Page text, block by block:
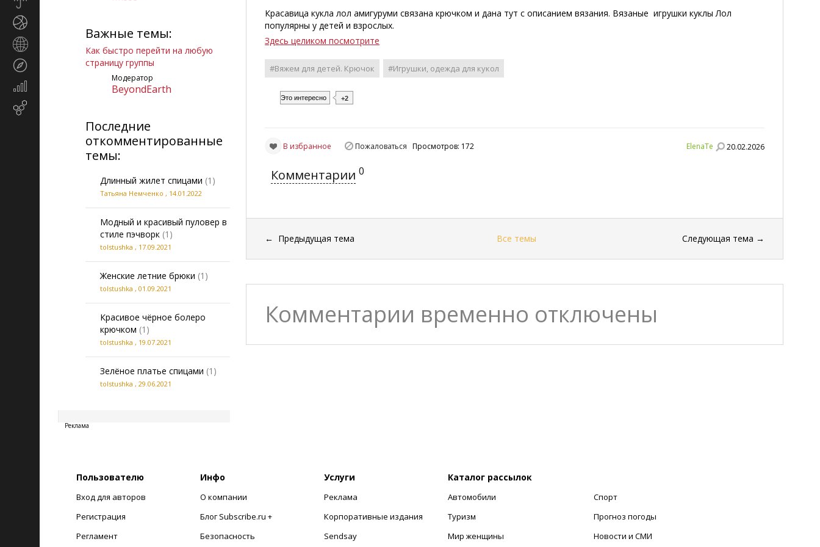
маркетинг
Важные темы:
Как быстро перейти на любую
страницу группы
Модератор
BeyondEarth
Последние
откомментированные
темы:
Длинный жилет спицами (1)
Татьяна Немченко , 14.01.2022
Модный и красивый пуловер в
стиле пэчворк (1)
tolstushka , 17.09.2021
Женские летние брюки (1)
tolstushka , 01.09.2021
Красивое чёрное болеро
крючком (1)
tolstushka , 19.07.2021
Зелёное платье спицами (1)
tolstushka , 29.06.2021
Реклама
Красавица кукла лол амигуруми связана крючком и дана тут с описанием вязания. Вязаные игрушки куклы Лол
популярны у детей и взрослых.
Здесь целиком посмотрите
#Вяжем для детей. Крючок #Игрушки, одежда для кукол
Это интересно +2
ElenaTe 20.02.2026
В избранное Пожаловаться Просмотров: 172
Комментарии 0
← Предыдущая тема Все темы Следующая тема →
Комментарии временно отключены
Пользователю
Вход для авторов
Регистрация
Регламент
Инфо
О компании
Блог Subscribe.ru +
Безопасность
Услуги
Реклама
Корпоративные издания
Sendsay
Каталог рассылок
Автомобили
Туризм
Мир женщины
Спорт
Прогноз погоды
Новости и СМИ